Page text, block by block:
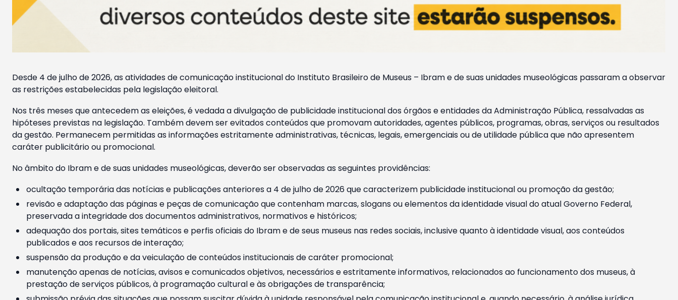
Desde 4 de julho de 2026, as atividades de comunicação institucional do Instituto Brasileiro de Museus – Ibram e de suas unidades museológicas passaram a observar
as restrições estabelecidas pela legislação eleitoral.
Nos três meses que antecedem as eleições, é vedada a divulgação de publicidade institucional dos órgãos e entidades da Administração Pública, ressalvadas as
hipóteses previstas na legislação. Também devem ser evitados conteúdos que promovam autoridades, agentes públicos, programas, obras, serviços ou resultados
da gestão. Permanecem permitidas as informações estritamente administrativas, técnicas, legais, emergenciais ou de utilidade pública que não apresentem
caráter publicitário ou promocional.
No âmbito do Ibram e de suas unidades museológicas, deverão ser observadas as seguintes providências:
ocultação temporária das notícias e publicações anteriores a 4 de julho de 2026 que caracterizem publicidade institucional ou promoção da gestão;
revisão e adaptação das páginas e peças de comunicação que contenham marcas, slogans ou elementos da identidade visual do atual Governo Federal,
preservada a integridade dos documentos administrativos, normativos e históricos;
adequação dos portais, sites temáticos e perfis oficiais do Ibram e de seus museus nas redes sociais, inclusive quanto à identidade visual, aos conteúdos
publicados e aos recursos de interação;
suspensão da produção e da veiculação de conteúdos institucionais de caráter promocional;
manutenção apenas de notícias, avisos e comunicados objetivos, necessários e estritamente informativos, relacionados ao funcionamento dos museus, à
prestação de serviços públicos, à programação cultural e às obrigações de transparência;